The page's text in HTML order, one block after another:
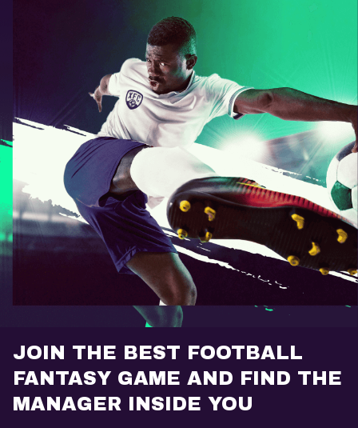
JOIN THE BEST FOOTBALL
FANTASY GAME AND FIND THE
MANAGER INSIDE YOU